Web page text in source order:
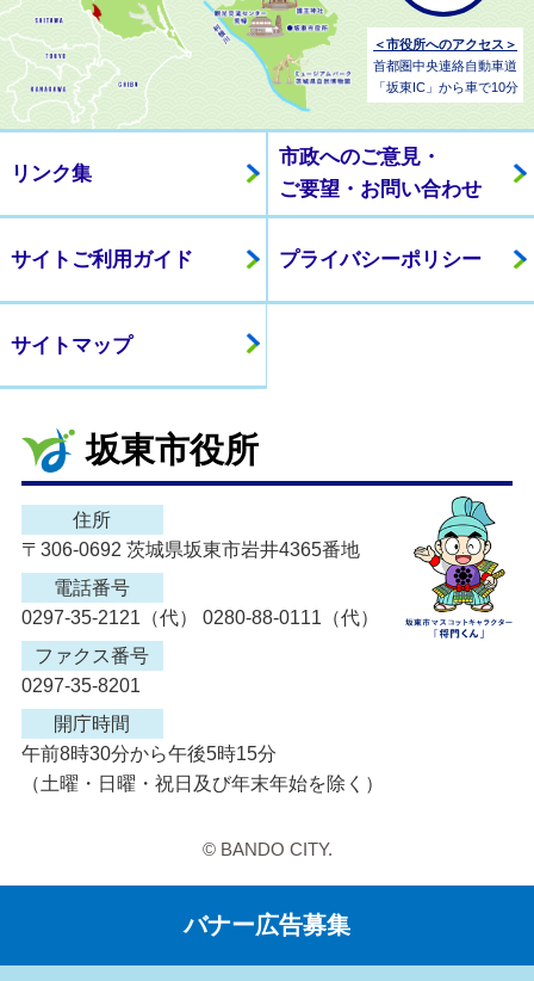
＜市役所へのアクセス＞
首都圏中央連絡自動車道
「坂東IC」から車で10分
リンク集
市政へのご意見・
ご要望・お問い合わせ
サイトご利用ガイド プライバシーポリシー
サイトマップ
坂東市役所
住所
〒306-0692 茨城県坂東市岩井4365番地
電話番号
0297-35-2121（代） 0280-88-0111（代）
ファクス番号
0297-35-8201
開庁時間
午前8時30分から午後5時15分
（土曜・日曜・祝日及び年末年始を除く）
© BANDO CITY.
バナー広告募集